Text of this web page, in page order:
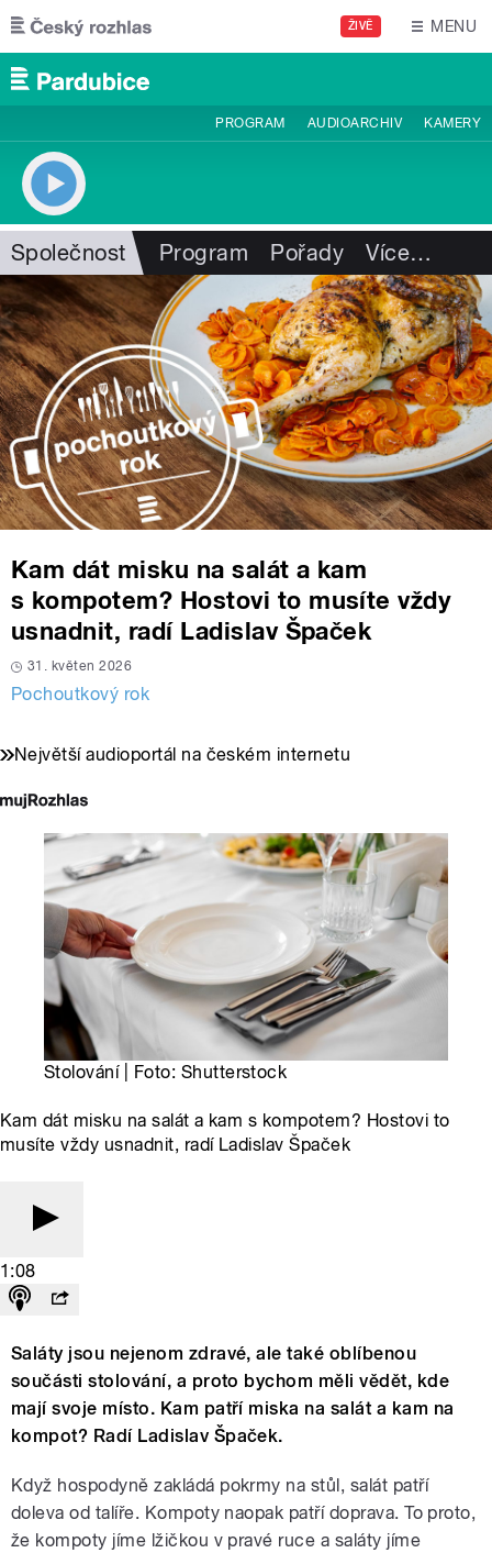
Přejít k hlavnímu obsahu
ŽIVĚ MENU
PROGRAM AUDIOARCHIV KAMERY
Společnost Program Pořady Více…
Kam dát misku na salát a kam
s kompotem? Hostovi to musíte vždy
usnadnit, radí Ladislav Špaček
31. květen 2026
Pochoutkový rok
Největší audioportál na českém internetu
Stolování | Foto: Shutterstock
Kam dát misku na salát a kam s kompotem? Hostovi to
musíte vždy usnadnit, radí Ladislav Špaček
1:08
Saláty jsou nejenom zdravé, ale také oblíbenou
součásti stolování, a proto bychom měli vědět, kde
mají svoje místo. Kam patří miska na salát a kam na
kompot? Radí Ladislav Špaček.
Když hospodyně zakládá pokrmy na stůl, salát patří
doleva od talíře. Kompoty naopak patří doprava. To proto,
že kompoty jíme lžičkou v pravé ruce a saláty jíme